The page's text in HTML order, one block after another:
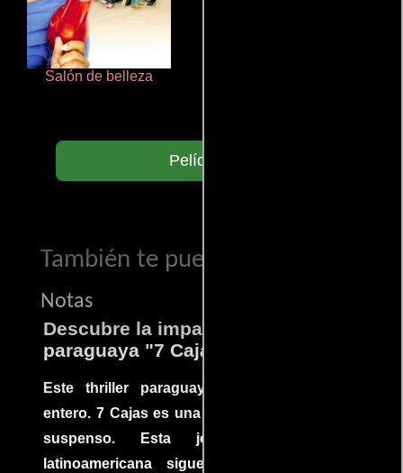
Salón de belleza
Películas
También te puede interesar...
Notas
Descubre la impactante película
paraguaya "7 Cajas"
Este thriller paraguayo cautivó al mundo
entero. 7 Cajas es una explosión de acción y
suspenso. Esta joya cinematográfica
latinoamericana sigue la historia de un